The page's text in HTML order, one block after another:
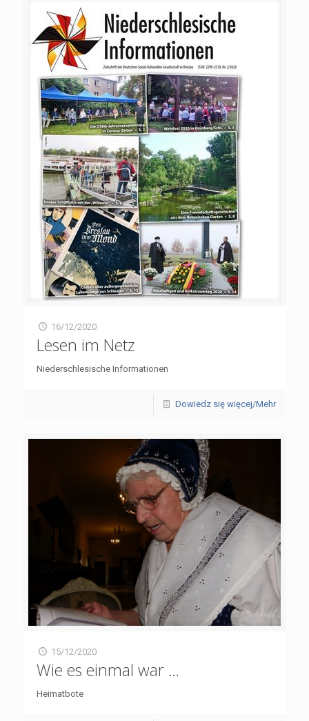
16/12/2020
Lesen im Netz
Niederschlesische Informationen
Dowiedz się więcej/Mehr
15/12/2020
Wie es einmal war …
Heimatbote